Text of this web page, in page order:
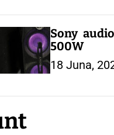
Sony
500W
18 Juna,